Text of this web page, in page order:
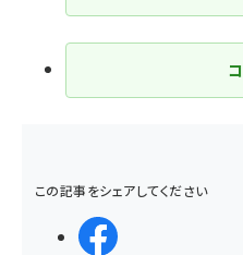
この記事をシェアしてください